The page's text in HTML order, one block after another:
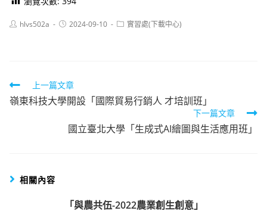
Posthlvs502a
Post2024-09-10
Post實習處(下載中心)
Read
more
上一篇文章
嶺東科技大學開設「國際貿易行銷人 才培訓班」
下一篇文章
國立臺北大學「生成式AI繪圖與生活應用班」
相關內容
「與農共伍-2022農業創生創意」